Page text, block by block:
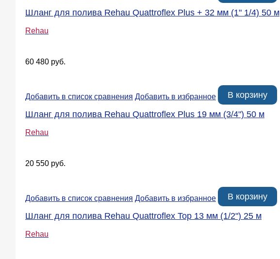
Шланг для полива Rehau Quattroflex Plus + 32 мм (1ʺ 1/4) 50 м
Rehau
60 480 руб.
Добавить в список сравнения Добавить в избранное В корзину
Шланг для полива Rehau Quattroflex Plus 19 мм (3/4ʺ) 50 м
Rehau
20 550 руб.
Добавить в список сравнения Добавить в избранное В корзину
Шланг для полива Rehau Quattroflex Top 13 мм (1/2ʺ) 25 м
Rehau